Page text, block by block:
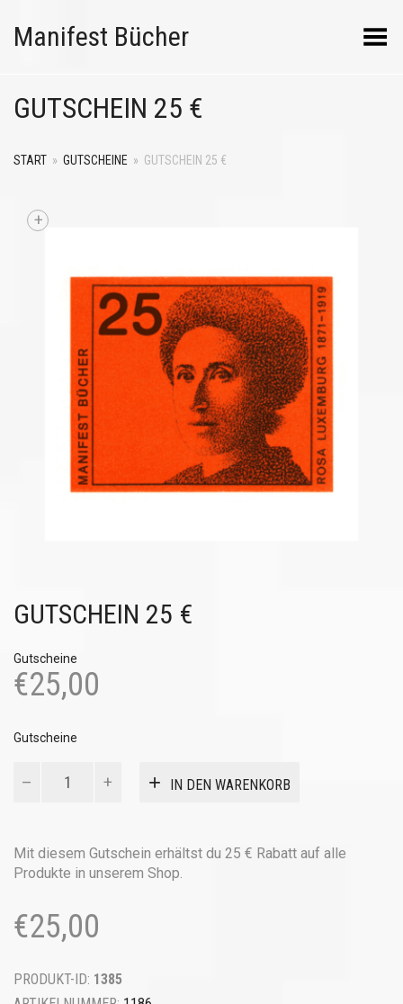
Manifest Bücher Menü umschalten
GUTSCHEIN 25 €
START » GUTSCHEINE » GUTSCHEIN 25 €
+
GUTSCHEIN 25 €
Gutscheine
€25,00
Gutscheine
IN DEN WARENKORB
Mit diesem Gutschein erhältst du 25 € Rabatt auf alle
Produkte in unserem Shop.
€25,00
PRODUKT-ID: 1385